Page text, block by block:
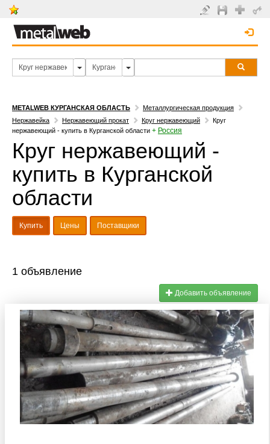
METALWEB КУРГАНСКАЯ ОБЛАСТЬ
Металлургическая продукция
Нержавейка
Нержавеющий прокат Круг нержавеющий
Круг
нержавеющий - купить в Курганской области + Россия
Круг нержавеющий -
купить в Курганской
области
Купить Цены Поставщики
1 объявление
Добавить объявление